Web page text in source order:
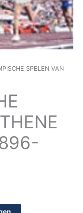
SPELEN VAN